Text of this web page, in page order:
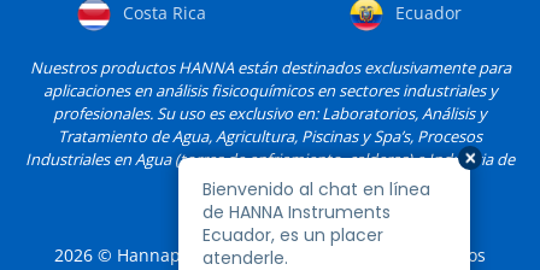
Costa Rica Ecuador
Nuestros productos HANNA están destinados exclusivamente para
aplicaciones en análisis fisicoquímicos en sectores industriales y
profesionales. Su uso es exclusivo en: Laboratorios, Análisis y
Tratamiento de Agua, Agricultura, Piscinas y Spa’s, Procesos
Industriales en Agua (torres de enfriamiento, calderas) e Industria de
Alimentos, entre otros.
2026 © Hannapro, S.A. de C.V. y sus filiales. Todos los